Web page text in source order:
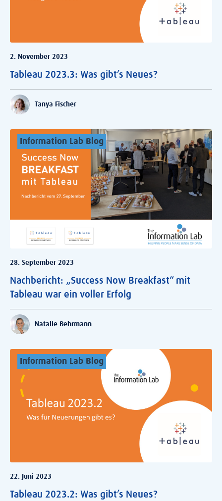
2. November 2023
Tableau 2023.3: Was gibt’s Neues?
Tanya Fischer
Information Lab Blog
28. September 2023
Nachbericht: „Success Now Breakfast“ mit
Tableau war ein voller Erfolg
Natalie Behrmann
Information Lab Blog
22. Juni 2023
Tableau 2023.2: Was gibt’s Neues?